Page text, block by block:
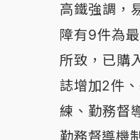
高鐵強調，
障有9件為
所致，已購
誌增加2件
練、勤務督
勤務督導機